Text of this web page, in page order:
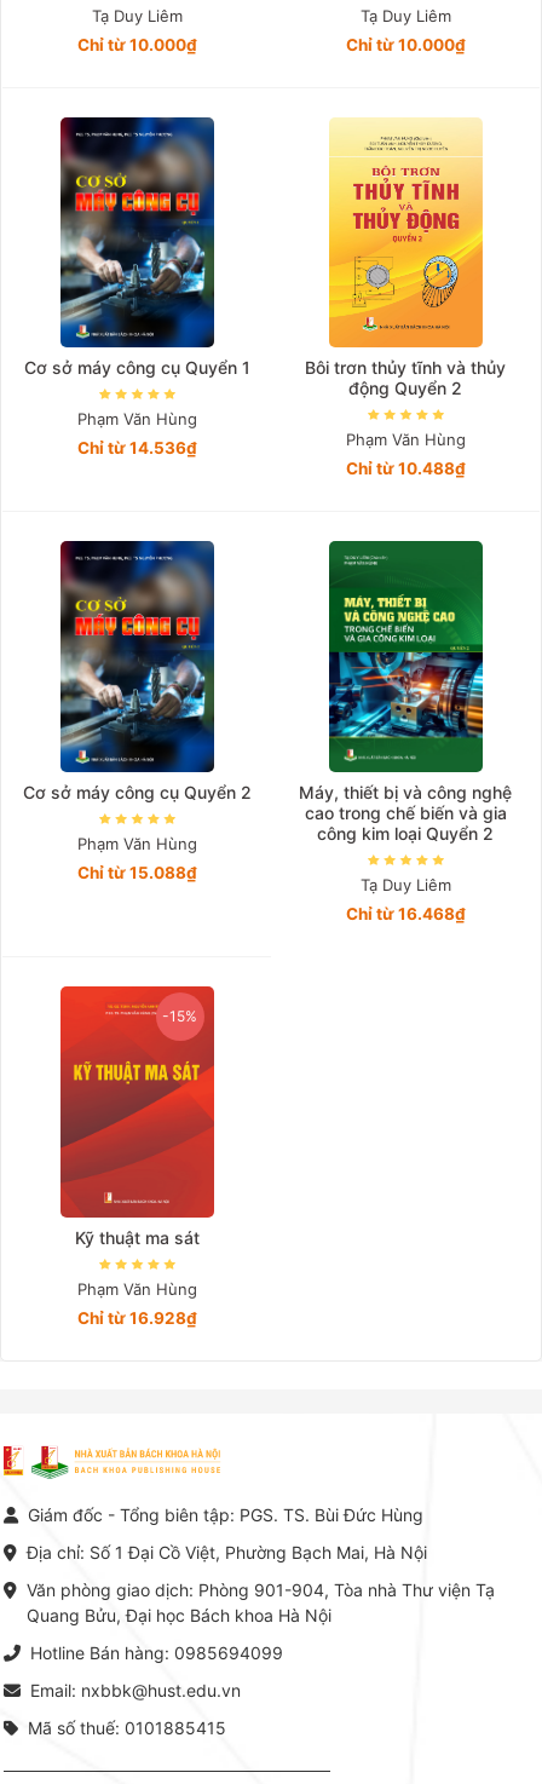
Tạ Duy Liêm
Chỉ từ 10.000₫
Tạ Duy Liêm
Chỉ từ 10.000₫
Cơ sở máy công cụ Quyển 1
Phạm Văn Hùng
Chỉ từ 14.536₫
Bôi trơn thủy tĩnh và thủy
động Quyển 2
Phạm Văn Hùng
Chỉ từ 10.488₫
Cơ sở máy công cụ Quyển 2
Phạm Văn Hùng
Chỉ từ 15.088₫
Máy, thiết bị và công nghệ
cao trong chế biến và gia
công kim loại Quyển 2
Tạ Duy Liêm
Chỉ từ 16.468₫
-15%
Kỹ thuật ma sát
Phạm Văn Hùng
Chỉ từ 16.928₫
Giám đốc - Tổng biên tập: PGS. TS. Bùi Đức Hùng
Địa chỉ: Số 1 Đại Cồ Việt, Phường Bạch Mai, Hà Nội
Văn phòng giao dịch: Phòng 901-904, Tòa nhà Thư viện Tạ
Quang Bửu, Đại học Bách khoa Hà Nội
Hotline Bán hàng: 0985694099
Email: nxbbk@hust.edu.vn
Mã số thuế: 0101885415